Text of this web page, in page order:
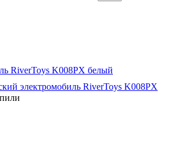
RiverToys K008PX белый
электромобиль RiverToys K008PX